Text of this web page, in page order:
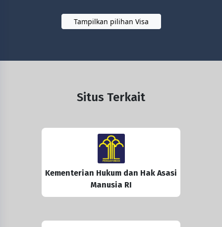
Tampilkan pilihan Visa
Situs Terkait
Kementerian Hukum dan Hak Asasi
Manusia RI